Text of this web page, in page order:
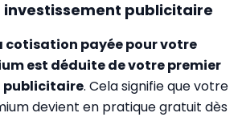
publicitaire
cotisation payée pour votre
est déduite de votre premier
publicitaire. Cela signifie que votre
devient en pratique gratuit dès